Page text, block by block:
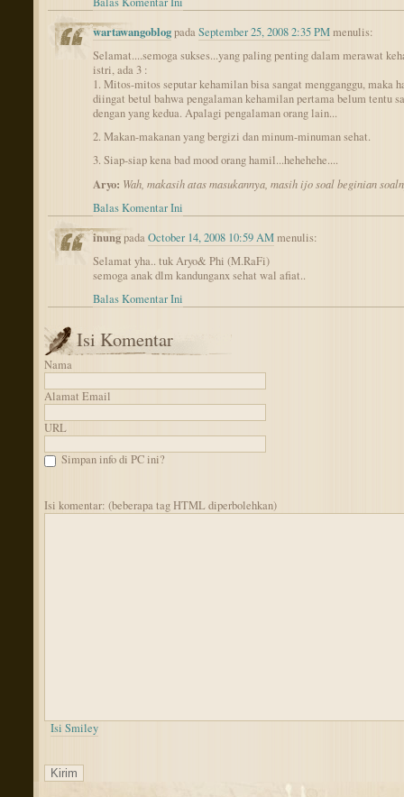
wartawangoblogpadaSeptember 25, 2008 2:35 PMmenulis:
Selamat....semoga sukses...yang paling penting dalam merawat
istri, ada 3 :
1. Mitos-mitos seputar kehamilan bisa sangat mengganggu, maka
diingat betul bahwa pengalaman kehamilan pertama belum tentu
dengan yang kedua. Apalagi pengalaman orang lain...
2. Makan-makanan yang bergizi dan minum-minuman sehat.
3. Siap-siap kena bad mood orang hamil...hehehehe....
Aryo: Wah, makasih atas masukannya, masih ijo soal beginian
Balas Komentar Ini
inungpadaOctober 14, 2008 10:59 AMmenulis:
Selamat yha.. tuk Aryo& Phi (M.RaFi)
semoga anak dlm kandunganx sehat wal afiat..
Balas Komentar Ini
Isi Komentar
Nama
Alamat Email
URL
Simpan info di PC ini?
Isi komentar: (beberapa tag HTML diperbolehkan)
Isi Smiley